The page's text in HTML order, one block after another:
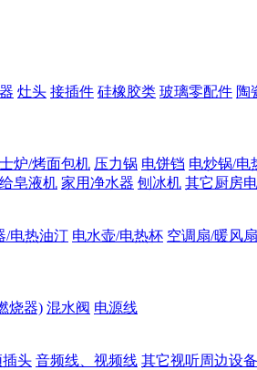
灶头 接插件 硅橡胶类 玻璃零配件 陶
炉/烤面包机 压力锅 电饼铛 电炒锅/电
给皂液机 家用净水器 刨冰机 其它厨房
/电热油汀 电水壶/电热杯 空调扇/暖风扇
烧器) 混水阀 电源线
头 音频线、视频线 其它视听周边设备